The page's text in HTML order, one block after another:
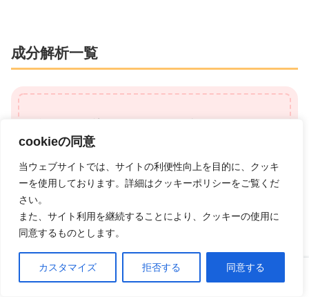
cookieの同意
当ウェブサイトでは、サイトの利便性向上を目的に、クッキ
ーを使用しております。詳細はクッキーポリシーをご覧くだ
さい。
また、サイト利用を継続することにより、クッキーの使用に
同意するものとします。
カスタマイズ 拒否する 同意する
成分解析一覧
ジフェンヒドラミン、ｌ-メントール、ｄｌ-カ
ンフル、グリチルレチン酸、パンテノール(プ
ロビタミンB5)、エデト酸Nａ、オクチルドデ
カノール、カルボキシビニルポリマー、ステア
リルアルコール、1，3-ブチレングリコール、
ポリソルベート60、ジイソプロパノールアミ
ン、パラベン